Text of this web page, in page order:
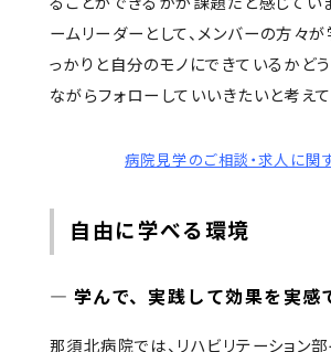
ームリーダーとして、メンバーの方々
っかりと自分のモノにできているかど
ながらフォローしていいきたいと考えて
病院見学のご相談・求人に関
自由に学べる環境
― 学んで、実践して効果を実感
那須北病院では、リハビリテーション